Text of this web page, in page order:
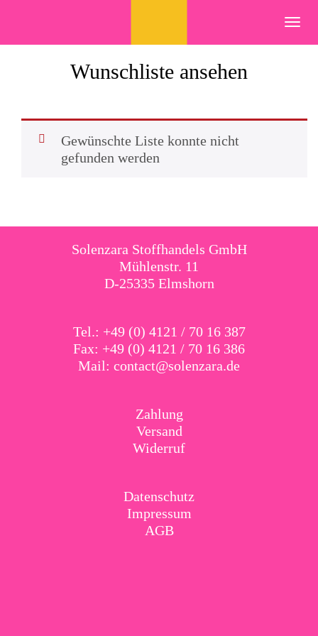
Wunschliste ansehen
Gewünschte Liste konnte nicht
gefunden werden
Solenzara Stoffhandels GmbH
Mühlenstr. 11
D-25335 Elmshorn
Tel.: +49 (0) 4121 / 70 16 387
Fax: +49 (0) 4121 / 70 16 386
Mail: contact@solenzara.de
Zahlung
Versand
Widerruf
Datenschutz
Impressum
AGB